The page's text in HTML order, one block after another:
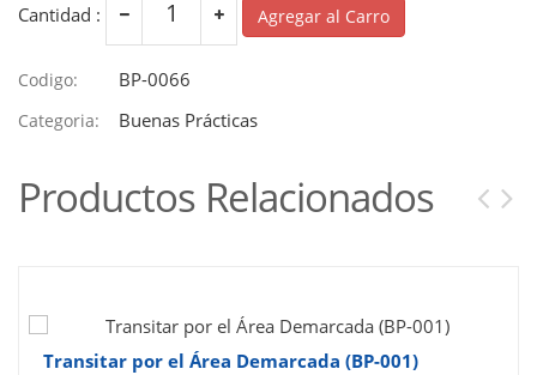
Cantidad : Agregar al Carro
Codigo: BP-0066
Categoria: Buenas Prácticas
Productos Relacionados
Transitar por el Área Demarcada (BP-001)